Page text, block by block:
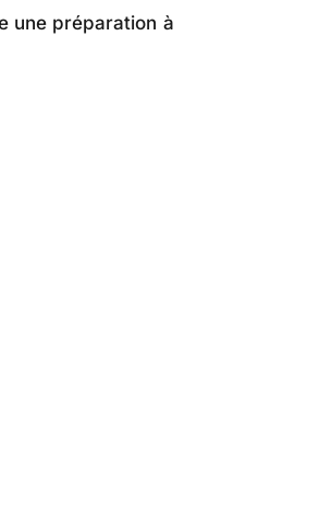
une préparation à